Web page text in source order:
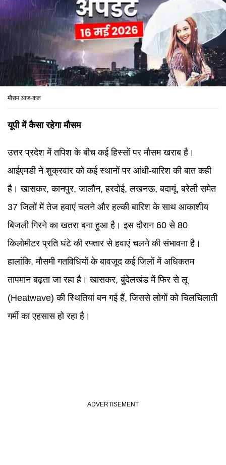
मौसम आज-कल
यूपी में कैसा रहेगा मौसम
उत्तर प्रदेश में तपिश के बीच कई हिस्सों पर मौसम खराब है।
आईएमडी ने शुक्रवार को कई स्थानों पर आंधी-बारिश की बात कही
है। खासकर, कानपुर, जालौन, हरदोई, लखनऊ, बदायूं, बरेली समेत
37 जिलों में तेज हवाएं चलने और हल्की बारिश के साथ आकाशीय
बिजली गिरने का खतरा बना हुआ है। इस दौरान 60 से 80
किलोमीटर प्रति घंटे की रफ्तार से हवाएं चलने की संभावना है।
हालांकि, मौसमी गतविधियों के बावजूद कई जिलों में अधिकतम
तापमान बढ़ता जा रहा है। खासकर, बुंदेलखंड में फिर से लू
(Heatwave) की स्थितियां बन गई हैं, जिससे लोगों को चिलचिलाती
गर्मी का एहसास हो रहा है।